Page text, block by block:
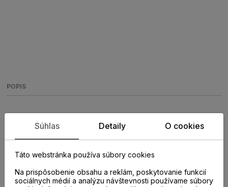
POPIS
Inštalačná lišta pvc ARBITON MACK
Dub Edmonton 132 2,5m
Plastová lišta s vyberateľnou strednou časťou umožní
káblov. Horná a spodná hrana lišty má pružný okraj, ktorý
Súhlas Detaily O cookies
Táto webstránka používa súbory cookies
Na prispôsobenie obsahu a reklám, poskytovanie funkcií
sociálnych médií a analýzu návštevnosti používame súbory